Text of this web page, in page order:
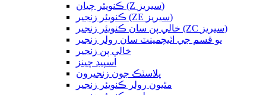
ڪنويئر چيان (Z سيريز)
ڪنويئر زنجير (ZE سيريز)
خالي پن سان ڪنويئر زنجير (ZC سيريز)
يو قسم جي اٽيچمينٽ سان رولر زنجير
خالي پن زنجير
اسپيڊ چينز
پلاسٽڪ جون زنجيرون
مٿيون رولر ڪنويئر زنجير